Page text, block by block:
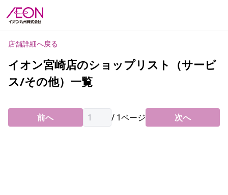
店舗詳細へ戻る
イオン宮崎店のショップリスト（サービ
ス/その他）一覧
前へ / 1ページ 次へ